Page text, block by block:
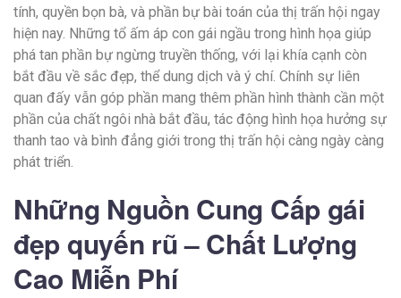
tính, quyền bọn bà, và phần bự bài toán của thị trấn hội ngay
hiện nay. Những tổ ấm áp con gái ngầu trong hình họa giúp
phá tan phần bự ngừng truyền thống, với lại khía cạnh còn
bắt đầu về sắc đẹp, thể dung dịch và ý chí. Chính sự liên
quan đấy vẫn góp phần mang thêm phần hình thành cần một
phần của chất ngôi nhà bắt đầu, tác động hình họa hưởng sự
thanh tao và bình đẳng giới trong thị trấn hội càng ngày càng
phát triển.
Những Nguồn Cung Cấp gái
đẹp quyến rũ – Chất Lượng
Cao Miễn Phí